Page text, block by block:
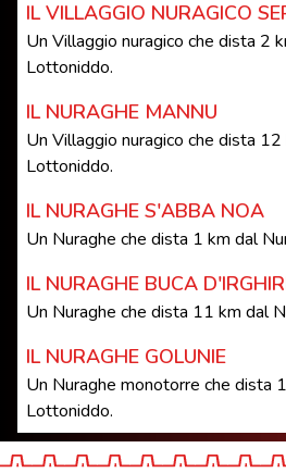
IL VILLAGGIO NURAGICO
Un Villaggio nuragico che dista 2
Lottoniddo.
IL NURAGHE MANNU
Un Villaggio nuragico che dista
Lottoniddo.
IL NURAGHE S'ABBA NOA
Un Nuraghe che dista 1 km dal
IL NURAGHE BUCA
Un Nuraghe che dista 11 km dal
IL NURAGHE GOLUNIE
Un Nuraghe monotorre che dista
Lottoniddo.